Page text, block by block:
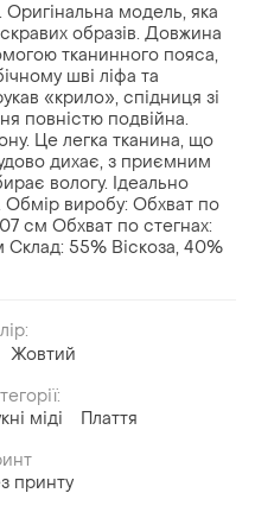
модель, яка
образів. Довжина
тканинного пояса,
шві ліфа та
«крило», спідниця зі
повністю подвійна.
Це легка тканина, що
дихає, з приємним
вологу. Ідеально
Обмір виробу: Обхват по
см Обхват по стегнах:
55% Віскоза, 40%
Жовтий
міді
Плаття
принту